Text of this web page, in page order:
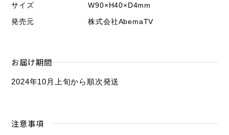
サイズ
W90×H40×D4mm
発売元
株式会社AbemaTV
お届け期間
2024年10月上旬から順次発送
注意事項